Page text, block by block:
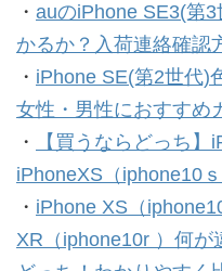
・ auのiPhone SE3(第
かるか？入荷連絡確認
・ iPhone SE(第2世代)
女性・男性におすすめ
・
【買うならどっち
iPhoneXS（iphone10
・ iPhone XS（
XR（iphone10r ）何が